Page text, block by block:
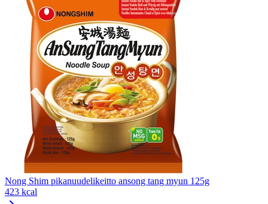
Nong Shim pikanuudelikeitto ansong tang myun 125g
423 kcal